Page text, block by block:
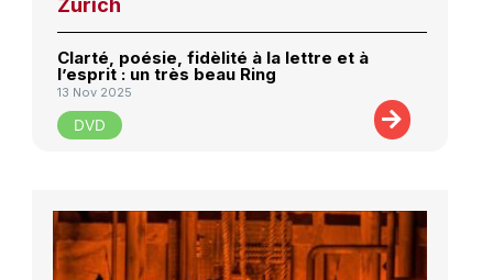
Zürich
Clarté, poésie, fidèlité à la lettre et à
l’esprit : un très beau Ring
13 Nov 2025
DVD